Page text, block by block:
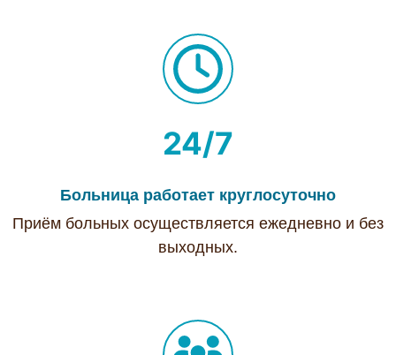
24/7
Больница работает круглосуточно
Приём больных осуществляется ежедневно и без
выходных.